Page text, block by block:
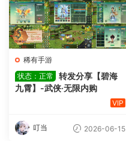
稀有手游
状态：正常
转发分享【碧海
九霄】-武侠·无限内购
VIP
叮当 2026-06-15